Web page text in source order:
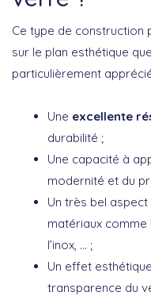
Ce type de construction
sur le plan esthétique
particulièrement
Une excellente
durabilité ;
Une capacité à
modernité et du
Un très bel aspect
matériaux comme
l’inox, … ;
Un effet
transparence du